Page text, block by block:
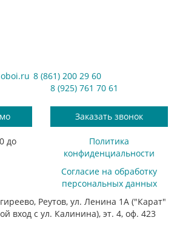
8 (861) 200 29 60
8 (925) 761 70 61
Заказать звонок
до
Политика
конфиденциальности
Согласие на обработку
персональных данных
Реутов, ул. Ленина 1А ("Карат"
вход с ул. Калинина), эт. 4, оф. 423